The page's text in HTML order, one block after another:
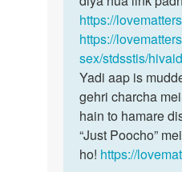
https://
https://
sex/stdsstis/
Yadi aap is
gehri charcha
hain to hamare
“Just Poocho”
ho! https://